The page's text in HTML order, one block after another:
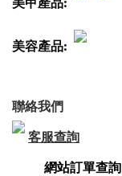
美容產品:
聯絡我們
客服查詢
網站訂單查詢